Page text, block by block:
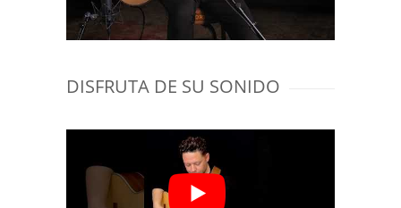
DISFRUTA DE SU SONIDO